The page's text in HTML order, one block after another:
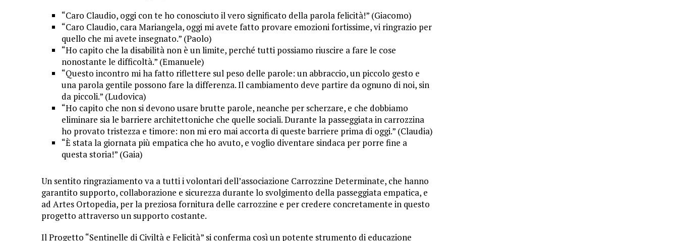
“Caro Claudio, oggi con te ho conosciuto il vero significato della parola felicità!” (Giacomo)
“Caro Claudio, cara Mariangela, oggi mi avete fatto provare emozioni fortissime, vi ringrazio per
quello che mi avete insegnato.” (Paolo)
“Ho capito che la disabilità non è un limite, perché tutti possiamo riuscire a fare le cose
nonostante le difficoltà.” (Emanuele)
“Questo incontro mi ha fatto riflettere sul peso delle parole: un abbraccio, un piccolo gesto e
una parola gentile possono fare la differenza. Il cambiamento deve partire da ognuno di noi, sin
da piccoli.” (Ludovica)
“Ho capito che non si devono usare brutte parole, neanche per scherzare, e che dobbiamo
eliminare sia le barriere architettoniche che quelle sociali. Durante la passeggiata in carrozzina
ho provato tristezza e timore: non mi ero mai accorta di queste barriere prima di oggi.” (Claudia)
“È stata la giornata più empatica che ho avuto, e voglio diventare sindaca per porre fine a
questa storia!” (Gaia)
Un sentito ringraziamento va a tutti i volontari dell’associazione Carrozzine Determinate, che hanno
garantito supporto, collaborazione e sicurezza durante lo svolgimento della passeggiata empatica, e
ad Artes Ortopedia, per la preziosa fornitura delle carrozzine e per credere concretamente in questo
progetto attraverso un supporto costante.
Il Progetto “Sentinelle di Civiltà e Felicità” si conferma così un potente strumento di educazione